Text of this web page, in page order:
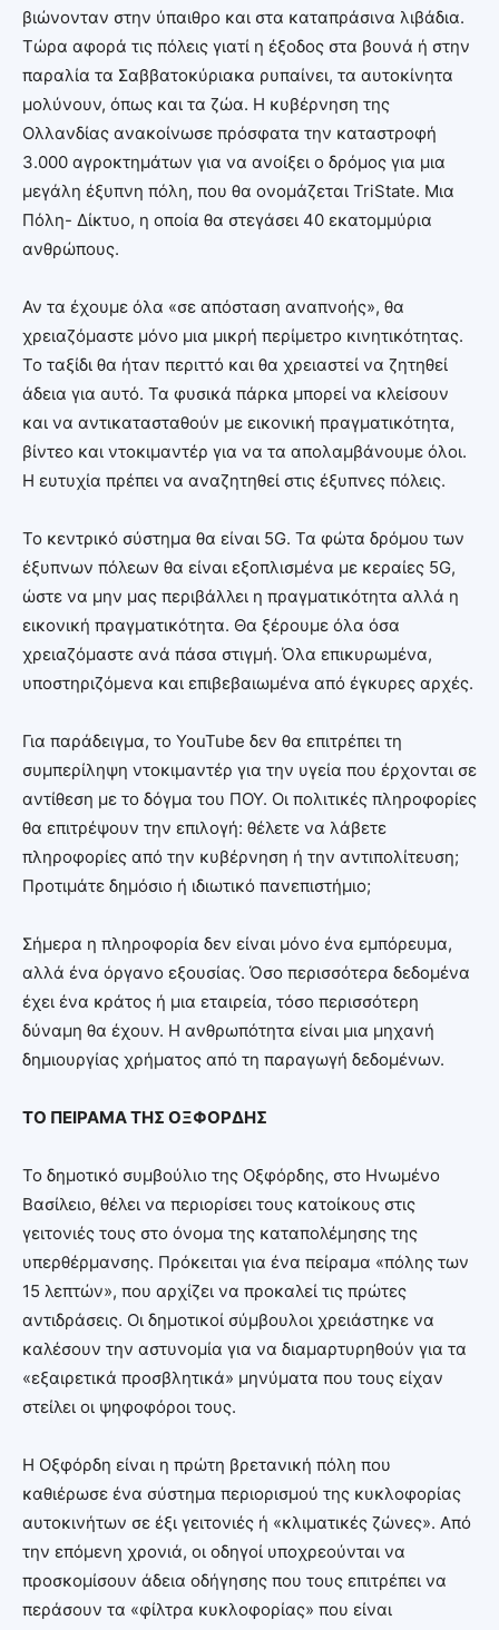
βιώνονταν στην ύπαιθρο και στα καταπράσινα λιβάδια.
Τώρα αφορά τις πόλεις γιατί η έξοδος στα βουνά ή στην
παραλία τα Σαββατοκύριακα ρυπαίνει, τα αυτοκίνητα
μολύνουν, όπως και τα ζώα. Η κυβέρνηση της
Ολλανδίας ανακοίνωσε πρόσφατα την καταστροφή
3.000 αγροκτημάτων για να ανοίξει ο δρόμος για μια
μεγάλη έξυπνη πόλη, που θα ονομάζεται TriState. Μια
Πόλη- Δίκτυο, η οποία θα στεγάσει 40 εκατομμύρια
ανθρώπους.
Αν τα έχουμε όλα «σε απόσταση αναπνοής», θα
χρειαζόμαστε μόνο μια μικρή περίμετρο κινητικότητας.
Το ταξίδι θα ήταν περιττό και θα χρειαστεί να ζητηθεί
άδεια για αυτό. Τα φυσικά πάρκα μπορεί να κλείσουν
και να αντικατασταθούν με εικονική πραγματικότητα,
βίντεο και ντοκιμαντέρ για να τα απολαμβάνουμε όλοι.
Η ευτυχία πρέπει να αναζητηθεί στις έξυπνες πόλεις.
Το κεντρικό σύστημα θα είναι 5G. Τα φώτα δρόμου των
έξυπνων πόλεων θα είναι εξοπλισμένα με κεραίες 5G,
ώστε να μην μας περιβάλλει η πραγματικότητα αλλά η
εικονική πραγματικότητα. Θα ξέρουμε όλα όσα
χρειαζόμαστε ανά πάσα στιγμή. Όλα επικυρωμένα,
υποστηριζόμενα και επιβεβαιωμένα από έγκυρες αρχές.
Για παράδειγμα, το YouTube δεν θα επιτρέπει τη
συμπερίληψη ντοκιμαντέρ για την υγεία που έρχονται σε
αντίθεση με το δόγμα του ΠΟΥ. Οι πολιτικές πληροφορίες
θα επιτρέψουν την επιλογή: θέλετε να λάβετε
πληροφορίες από την κυβέρνηση ή την αντιπολίτευση;
Προτιμάτε δημόσιο ή ιδιωτικό πανεπιστήμιο;
Σήμερα η πληροφορία δεν είναι μόνο ένα εμπόρευμα,
αλλά ένα όργανο εξουσίας. Όσο περισσότερα δεδομένα
έχει ένα κράτος ή μια εταιρεία, τόσο περισσότερη
δύναμη θα έχουν. Η ανθρωπότητα είναι μια μηχανή
δημιουργίας χρήματος από τη παραγωγή δεδομένων.
ΤΟ ΠΕΙΡΑΜΑ ΤΗΣ ΟΞΦΟΡΔΗΣ
Το δημοτικό συμβούλιο της Οξφόρδης, στο Ηνωμένο
Βασίλειο, θέλει να περιορίσει τους κατοίκους στις
γειτονιές τους στο όνομα της καταπολέμησης της
υπερθέρμανσης. Πρόκειται για ένα πείραμα «πόλης των
15 λεπτών», που αρχίζει να προκαλεί τις πρώτες
αντιδράσεις. Οι δημοτικοί σύμβουλοι χρειάστηκε να
καλέσουν την αστυνομία για να διαμαρτυρηθούν για τα
«εξαιρετικά προσβλητικά» μηνύματα που τους είχαν
στείλει οι ψηφοφόροι τους.
Η Οξφόρδη είναι η πρώτη βρετανική πόλη που
καθιέρωσε ένα σύστημα περιορισμού της κυκλοφορίας
αυτοκινήτων σε έξι γειτονιές ή «κλιματικές ζώνες». Από
την επόμενη χρονιά, οι οδηγοί υποχρεούνται να
προσκομίσουν άδεια οδήγησης που τους επιτρέπει να
περάσουν τα «φίλτρα κυκλοφορίας» που είναι